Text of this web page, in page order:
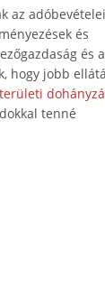
az
és
és
hogy jobb
tenné